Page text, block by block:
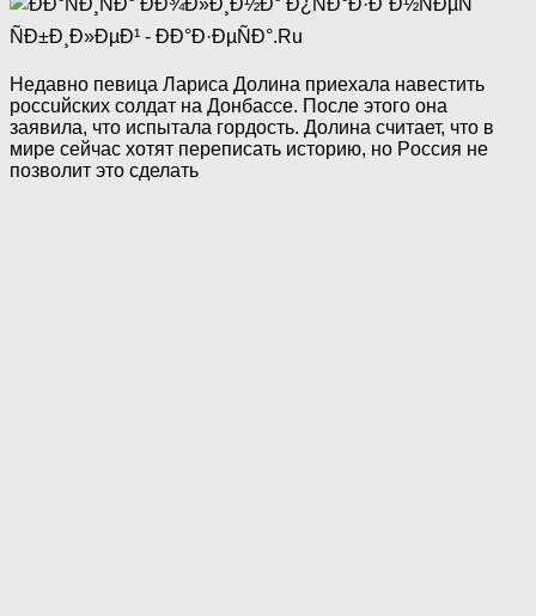
Недавно певица Лариса Долина приехала навестить
poccuйcкиx coлдaт на Донбaccе. После этого она
заявила, что испытала гордость. Долина считает, что в
мире сейчас хотят переписать историю, но Poccия не
позволит это сделать